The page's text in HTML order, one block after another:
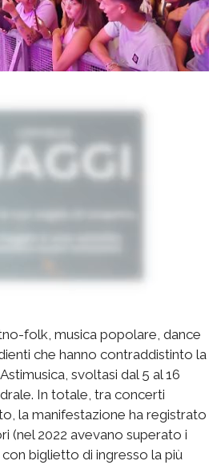
folk, musica popolare, dance
che hanno contraddistinto la
svoltasi dal 5 al 16
In totale, tra concerti
la manifestazione ha registrato
(nel 2022 avevano superato i
biglietto di ingresso la più